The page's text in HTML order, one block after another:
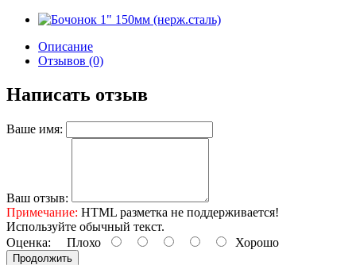
Описание
Отзывов (0)
Написать отзыв
Ваше имя:
Ваш отзыв:
Примечание: HTML разметка не поддерживается!
Используйте обычный текст.
Оценка: Плохо Хорошо
Продолжить